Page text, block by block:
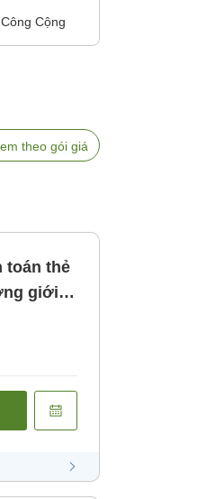
Cộng
theo gói giá
toán thẻ